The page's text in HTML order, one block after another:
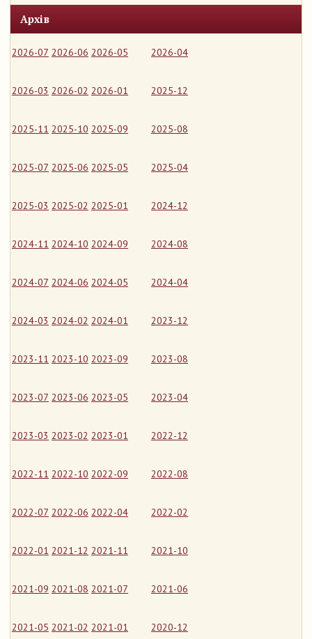
Архів
2026-07 2026-06 2026-05 2026-04
2026-03 2026-02 2026-01 2025-12
2025-11 2025-10 2025-09 2025-08
2025-07 2025-06 2025-05 2025-04
2025-03 2025-02 2025-01 2024-12
2024-11 2024-10 2024-09 2024-08
2024-07 2024-06 2024-05 2024-04
2024-03 2024-02 2024-01 2023-12
2023-11 2023-10 2023-09 2023-08
2023-07 2023-06 2023-05 2023-04
2023-03 2023-02 2023-01 2022-12
2022-11 2022-10 2022-09 2022-08
2022-07 2022-06 2022-04 2022-02
2022-01 2021-12 2021-11 2021-10
2021-09 2021-08 2021-07 2021-06
2021-05 2021-02 2021-01 2020-12